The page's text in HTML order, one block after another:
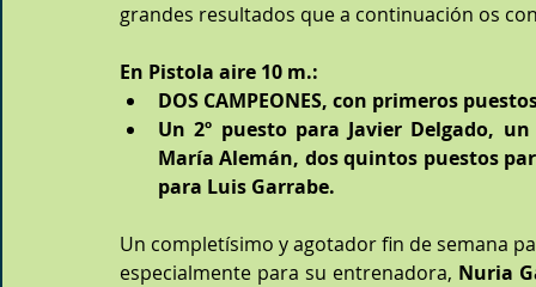
grandes resultados que a continuación os
En Pistola aire 10 m.:
DOS CAMPEONES, con primeros
Un 2º puesto para Javier Delgado,
María Alemán, dos quintos puestos
para Luis Garrabe.
Un completísimo y agotador fin de semana
especialmente para su entrenadora, Nuria